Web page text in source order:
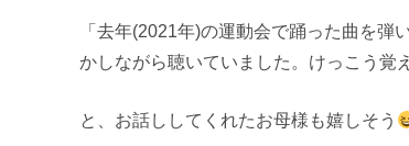
「去年(2021年)の運動会で踊った曲を
かしながら聴いていました。けっこう覚
と、お話ししてくれたお母様も嬉しそう